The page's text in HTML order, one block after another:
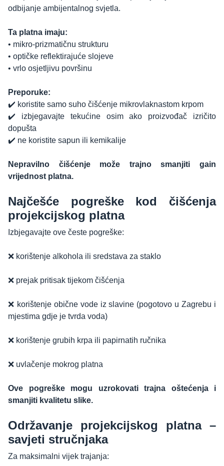
odbijanje ambijentalnog svjetla.
Ta platna imaju:
• mikro-prizmatičnu strukturu
• optičke reflektirajuće slojeve
• vrlo osjetljivu površinu
Preporuke:
✔️ koristite samo suho čišćenje mikrovlaknastom krpom
✔️ izbjegavajte tekućine osim ako proizvođač izričito
dopušta
✔️ ne koristite sapun ili kemikalije
Nepravilno čišćenje može trajno smanjiti gain
vrijednost platna.
Najčešće pogreške kod čišćenja
projekcijskog platna
Izbjegavajte ove česte pogreške:
❌ korištenje alkohola ili sredstava za staklo
❌ prejak pritisak tijekom čišćenja
❌ korištenje obične vode iz slavine (pogotovo u Zagrebu i
mjestima gdje je tvrda voda)
❌ korištenje grubih krpa ili papirnatih ručnika
❌ uvlačenje mokrog platna
Ove pogreške mogu uzrokovati trajna oštećenja i
smanjiti kvalitetu slike.
Održavanje projekcijskog platna –
savjeti stručnjaka
Za maksimalni vijek trajanja: